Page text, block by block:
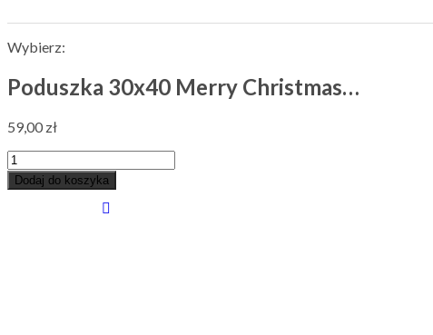
Wybierz:
Poduszka 30x40 Merry Christmas…
59,00 zł
Dodaj do koszyka